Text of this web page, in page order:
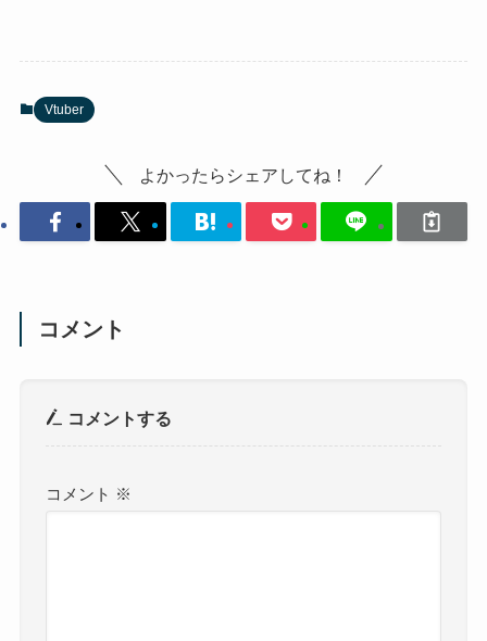
Vtuber
よかったらシェアしてね！
コメント
コメントする
コメント ※